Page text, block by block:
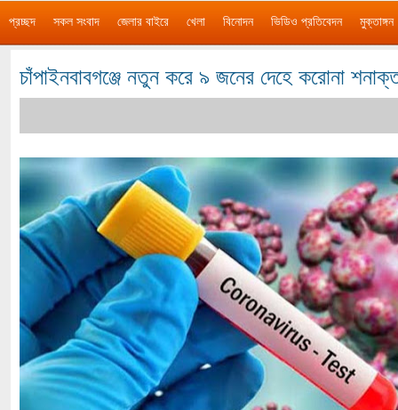
প্রচ্ছদ সকল সংবাদ জেলার বাইরে খেলা বিনোদন ভিডিও প্রতিবেদন মুক্তাঙ্গন
চাঁপাইনবাবগঞ্জে নতুন করে ৯ জনের দেহে করোনা